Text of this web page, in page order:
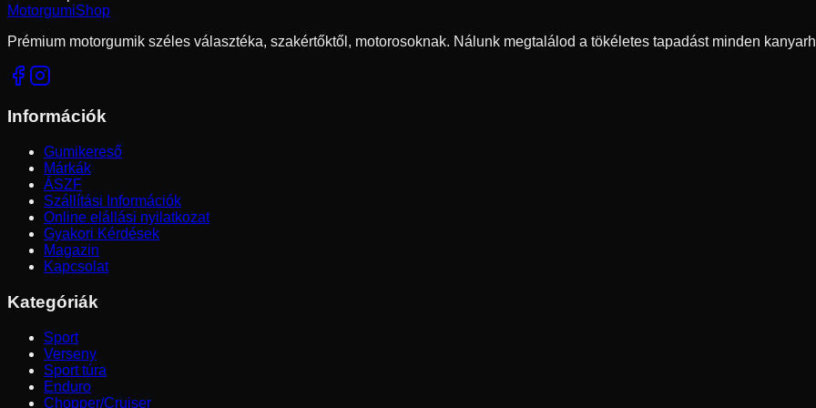
MotorgumiShop
Prémium motorgumik széles választéka, szakértőktől, motorosoknak. Nálunk megtalálod a tökéletes tapadást minden
Információk
Gumikereső
Márkák
ÁSZF
Szállítási Információk
Online elállási nyilatkozat
Gyakori Kérdések
Magazin
Kapcsolat
Kategóriák
Sport
Verseny
Sport túra
Enduro
Chopper/Cruiser